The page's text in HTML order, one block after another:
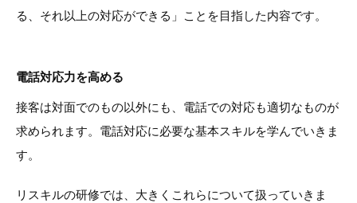
る、それ以上の対応ができる」ことを目指した内容です。
電話対応力を高める
接客は対面でのもの以外にも、電話での対応も適切なものが
求められます。電話対応に必要な基本スキルを学んでいきま
す。
リスキルの研修では、大きくこれらについて扱っていきま